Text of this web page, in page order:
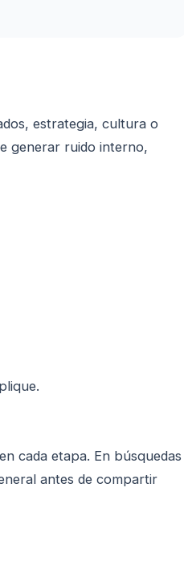
estrategia, cultura o
generar ruido interno,
cada etapa. En búsquedas
antes de compartir